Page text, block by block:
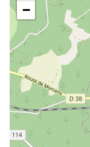
Vous pouvez
−